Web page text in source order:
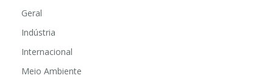
Geral
Indústria
Internacional
Meio Ambiente